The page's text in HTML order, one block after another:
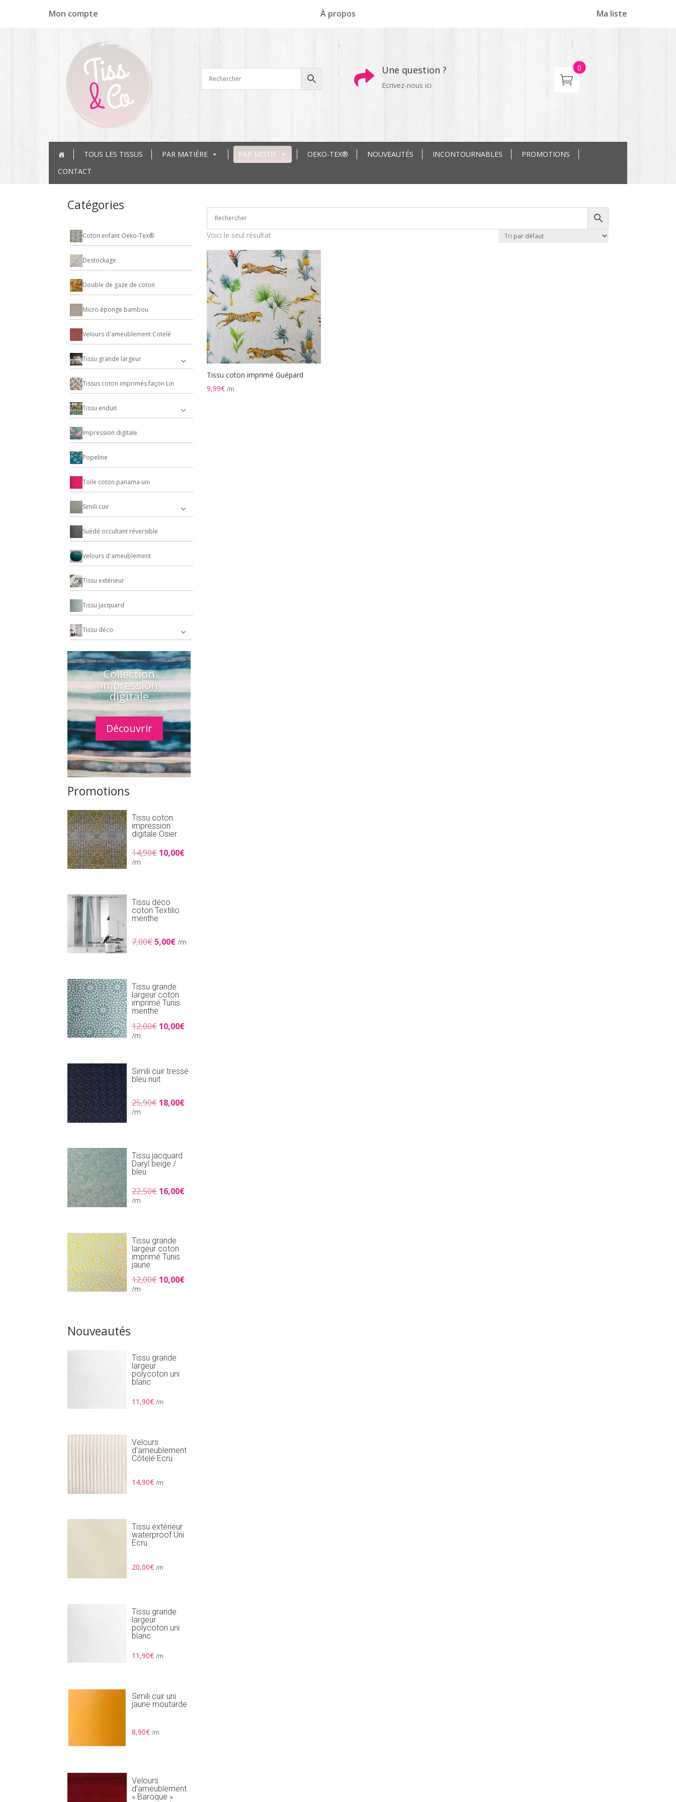
Mon compte À propos Ma liste
 Une question ?
Ecrivez-nous ici
0
TOUS LES TISSUS PAR MATIÈRE PAR MOTIF OEKO-TEX® NOUVEAUTÉS INCONTOURNABLES
PROMOTIONS
CONTACT
Catégories
Coton enfant Oeko-Tex®
Destockage
Double de gaze de coton
Micro éponge bambou
Velours d'ameublement Cotelé
Tissu grande largeur
Tissus coton imprimés façon Lin
Tissu enduit
Impression digitale
Popeline
Toile coton panama uni
Simili cuir
Suédé occultant réversible
Velours d'ameublement
Tissu extérieur
Tissu jacquard
Tissu déco
Collection
impression
digitale
Découvrir
Promotions
Tissu coton
impression
digitale Osier
14,90€ Le
10,00€Le
/m
Tissu déco
coton Textilio
menthe
7,00€ Le
5,00€Le
/m
Tissu grande
largeur coton
imprimé Tunis
menthe
12,00€ Le
10,00€Le
/m
Simili cuir tressé
bleu nuit
25,90€ Le
18,00€Le
/m
Tissu jacquard
Daryl beige /
bleu
22,50€ Le
16,00€Le
/m
Tissu grande
largeur coton
imprimé Tunis
jaune
12,00€ Le
10,00€Le
/m
Nouveautés
Tissu grande
largeur
polycoton uni
blanc
11,90€ /m
Velours
d’ameublement
Côtelé Ecru
14,90€ /m
Tissu extérieur
waterproof Uni
Ecru
20,00€ /m
Tissu grande
largeur
polycoton uni
blanc
11,90€ /m
Simili cuir uni
jaune moutarde
8,90€ /m
Velours
d’ameublement
« Baroque »
Voici le seul résultat
Tissu coton imprimé Guépard
9,99€ /m